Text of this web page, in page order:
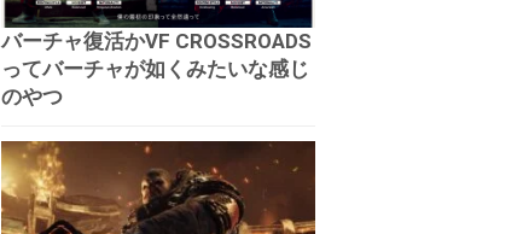
バーチャ復活かVF CROSSROADS
ってバーチャが如くみたいな感じ
のやつ